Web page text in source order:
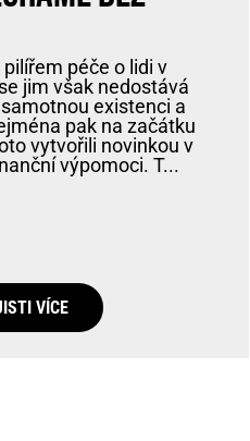
péče o lidi v
jim však nedostává
existenci a
pak na začátku
vytvořili novinkou v
výpomoci. T...
VÍCE